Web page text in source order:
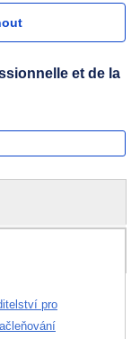
et de la
pro